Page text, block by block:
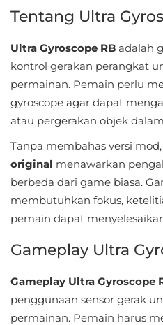
Sports
Standalone
Driven
Strategi
Trivia
Word
Apps
Art
Tentang Ultra
Ultra Gyroscope RB adalah
kontrol gerakan perangkat
permainan. Pemain perlu
gyroscope agar dapat
atau pergerakan objek
Tanpa membahas versi mod,
original menawarkan
berbeda dari game biasa.
membutuhkan fokus,
pemain dapat
Gameplay Ultra
Gameplay Ultra Gyroscope
penggunaan sensor gerak
permainan. Pemain harus